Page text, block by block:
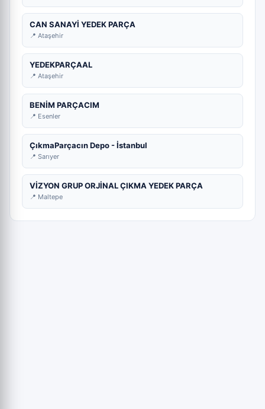
CAN SANAYİ YEDEK PARÇA
📍 Ataşehir
YEDEKPARÇAAL
📍 Ataşehir
BENİM PARÇACIM
📍 Esenler
ÇıkmaParçacın Depo - İstanbul
📍 Sarıyer
VİZYON GRUP ORJİNAL ÇIKMA YEDEK PARÇA
📍 Maltepe